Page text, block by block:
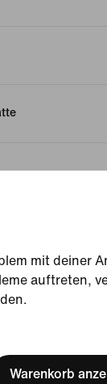
mit deiner
auftreten,
Warenkorb
Alle Rechte